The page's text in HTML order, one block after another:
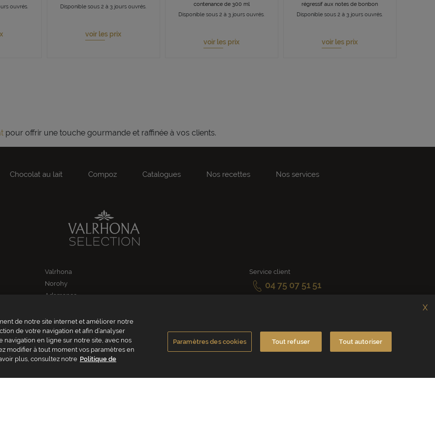
ouvrés.
Disponible sous 2 à 3 jours ouvrés.
voir les prix
contenance de 300 ml
Disponible sous 2 à 3 jours ouvrés.
voir les prix
régressif aux notes de bonbon
Disponible sous 2 à 3 jours ouvrés.
voir les prix
pour offrir une touche gourmande et raffinée à vos clients.
Chocolat au lait Compoz Catalogues Nos recettes Nos services
Valrhona
Norohy
Adamance
Chocolatree
Sosa
Pariani
Villars
Service client
04 75 07 51 51
de notre site internet et améliorer notre
de votre navigation et afin d’analyser
navigation en ligne sur notre site, avec nos
modifier à tout moment vos paramètres en
plus, consultez notre Politique de
Paramètres des cookies Tout refuser Tout autoriser
X